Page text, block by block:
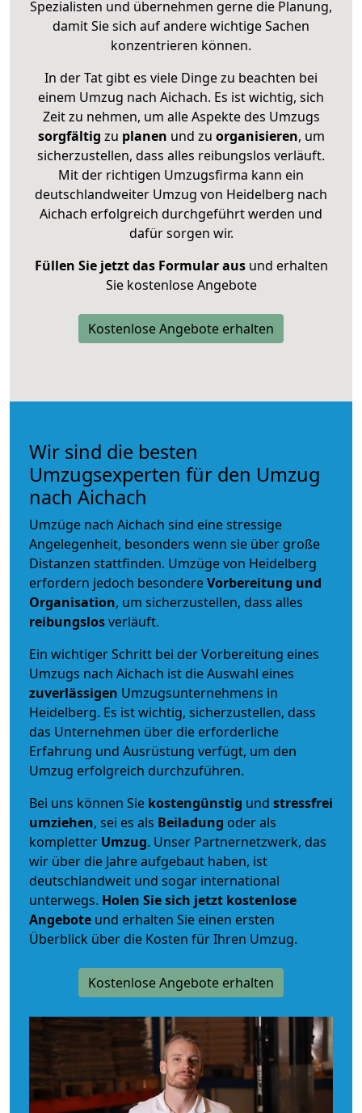
Spezialisten und übernehmen gerne die Planung,
damit Sie sich auf andere wichtige Sachen
konzentrieren können.
In der Tat gibt es viele Dinge zu beachten bei
einem Umzug nach Aichach. Es ist wichtig, sich
Zeit zu nehmen, um alle Aspekte des Umzugs
sorgfältig zu planen und zu organisieren, um
sicherzustellen, dass alles reibungslos verläuft.
Mit der richtigen Umzugsfirma kann ein
deutschlandweiter Umzug von Heidelberg nach
Aichach erfolgreich durchgeführt werden und
dafür sorgen wir.
Füllen Sie jetzt das Formular ausund erhalten
Sie kostenlose Angebote
Kostenlose Angebote erhalten
Wir sind die besten
Umzugsexperten für den Umzug
nach Aichach
Umzüge nach Aichach sind eine stressige
Angelegenheit, besonders wenn sie über große
Distanzen stattfinden. Umzüge von Heidelberg
erfordern jedoch besondereVorbereitung und
Organisation, um sicherzustellen, dass alles
reibungslosverläuft.
Ein wichtiger Schritt bei der Vorbereitung eines
Umzugs nach Aichach ist die Auswahl eines
zuverlässigen Umzugsunternehmens in
Heidelberg. Es ist wichtig, sicherzustellen, dass
das Unternehmen über die erforderliche
Erfahrung und Ausrüstung verfügt, um den
Umzug erfolgreich durchzuführen.
Bei uns können Sie kostengünstig und stressfrei
umziehen, sei es als Beiladung oder als
kompletter Umzug. Unser Partnernetzwerk, das
wir über die Jahre aufgebaut haben, ist
deutschlandweit und sogar international
unterwegs. Holen Sie sich jetzt kostenlose
Angebote und erhalten Sie einen ersten
Überblick über die Kosten für Ihren Umzug.
Kostenlose Angebote erhalten